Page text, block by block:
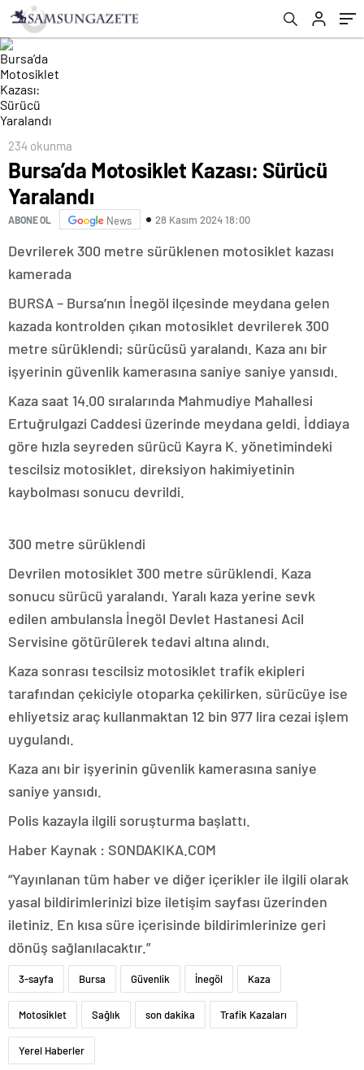
234 okunma
Bursa’da Motosiklet Kazası: Sürücü
Yaralandı
ABONE OL News 28 Kasım 2024 18:00
Devrilerek 300 metre sürüklenen motosiklet kazası
kamerada
BURSA – Bursa’nın İnegöl ilçesinde meydana gelen
kazada kontrolden çıkan motosiklet devrilerek 300
metre sürüklendi; sürücüsü yaralandı. Kaza anı bir
işyerinin güvenlik kamerasına saniye saniye yansıdı.
Kaza saat 14.00 sıralarında Mahmudiye Mahallesi
Ertuğrulgazi Caddesi üzerinde meydana geldi. İddiaya
göre hızla seyreden sürücü Kayra K. yönetimindeki
tescilsiz motosiklet, direksiyon hakimiyetinin
kaybolması sonucu devrildi.
300 metre sürüklendi
Devrilen motosiklet 300 metre sürüklendi. Kaza
sonucu sürücü yaralandı. Yaralı kaza yerine sevk
edilen ambulansla İnegöl Devlet Hastanesi Acil
Servisine götürülerek tedavi altına alındı.
Kaza sonrası tescilsiz motosiklet trafik ekipleri
tarafından çekiciyle otoparka çekilirken, sürücüye ise
ehliyetsiz araç kullanmaktan 12 bin 977 lira cezai işlem
uygulandı.
Kaza anı bir işyerinin güvenlik kamerasına saniye
saniye yansıdı.
Polis kazayla ilgili soruşturma başlattı.
Haber Kaynak : SONDAKIKA.COM
“Yayınlanan tüm haber ve diğer içerikler ile ilgili olarak
yasal bildirimlerinizi bize iletişim sayfası üzerinden
iletiniz. En kısa süre içerisinde bildirimlerinize geri
dönüş sağlanılacaktır.”
3-sayfa Bursa Güvenlik İnegöl Kaza
Motosiklet Sağlık son dakika Trafik Kazaları
Yerel Haberler